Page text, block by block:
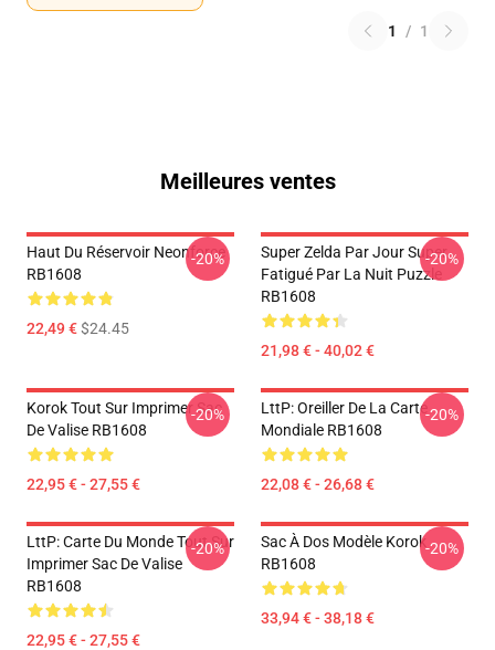
1 / 1
Meilleures ventes
Haut Du Réservoir Neonforce
RB1608
22,49 €$24.45
-20%
Super Zelda Par Jour Super
Fatigué Par La Nuit Puzzle
RB1608
21,98 € - 40,02 €
-20%
Korok Tout Sur Imprimer Sac
De Valise RB1608
22,95 € - 27,55 €
-20%
LttP: Oreiller De La Carte
Mondiale RB1608
22,08 € - 26,68 €
-20%
LttP: Carte Du Monde Tout Sur
Imprimer Sac De Valise
RB1608
22,95 € - 27,55 €
-20%
Sac À Dos Modèle Korok
RB1608
33,94 € - 38,18 €
-20%